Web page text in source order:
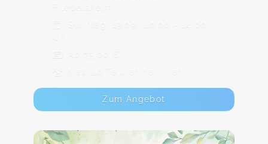
Friedelsheim
Sonntag, 13.09., 10:00 - 14:00
Ab 75,00 €
Max. 10 TeilnehmerInnen
Zum Angebot